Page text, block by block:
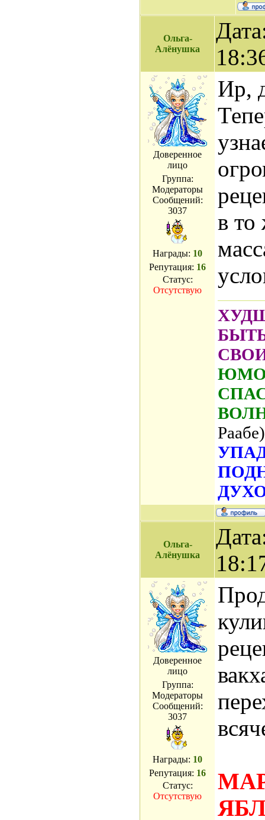
Ольга-
Алёнушка
Доверенное
лицо
Группа:
Модераторы
Сообщений:
3037
Награды: 10
Репутация: 16
Статус:
Отсутствую
Ир,
в то
Раабе)
Ольга-
Алёнушка
Доверенное
лицо
Группа:
Модераторы
Сообщений:
3037
Награды: 10
Репутация: 16
Статус:
Отсутствую